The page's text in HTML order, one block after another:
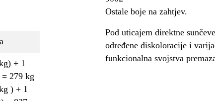
+ 1
279 kg
) + 1
Ostale boje na zahtjev.
Pod uticajem direktne
određene diskoloracije i
funkcionalna svojstva